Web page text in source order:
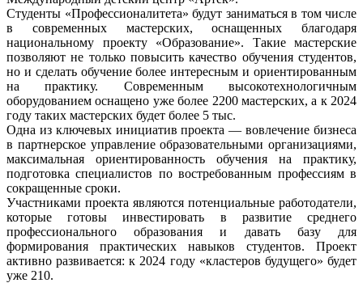
Студенты «Профессионалитета» будут заниматься в том числе
в современных мастерских, оснащенных благодаря
национальному проекту «Образование». Такие мастерские
позволяют не только повысить качество обучения студентов,
но и сделать обучение более интересным и ориентированным
на практику. Современным высокотехнологичным
оборудованием оснащено уже более 2200 мастерских, а к 2024
году таких мастерских будет более 5 тыс.
Одна из ключевых инициатив проекта — вовлечение бизнеса
в партнерское управление образовательными организациями,
максимальная ориентированность обучения на практику,
подготовка специалистов по востребованным профессиям в
сокращенные сроки.
Участниками проекта являются потенциальные работодатели,
которые готовы инвестировать в развитие среднего
профессионального образования и давать базу для
формирования практических навыков студентов. Проект
активно развивается: к 2024 году «кластеров будущего» будет
уже 210.